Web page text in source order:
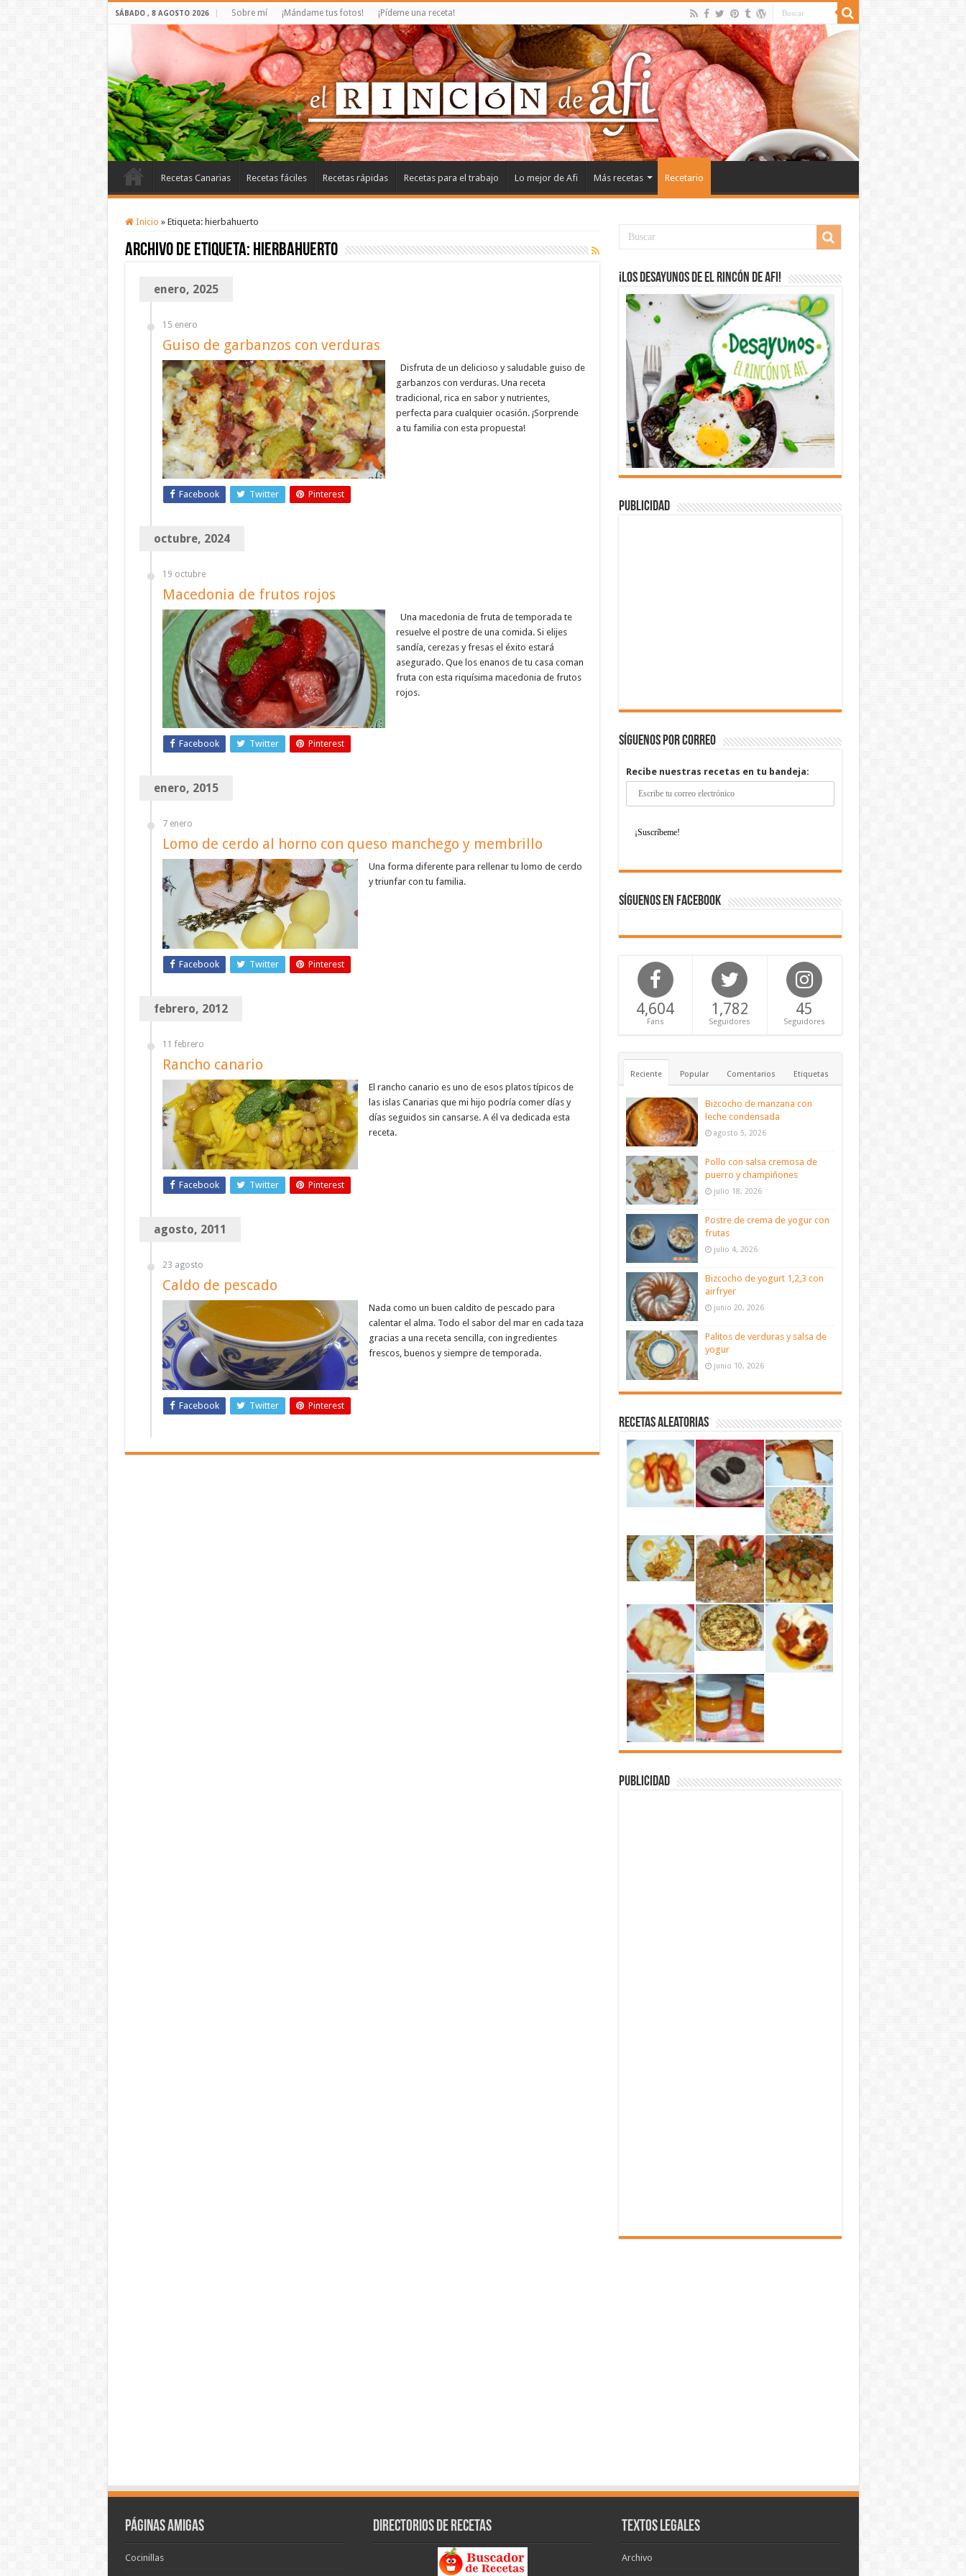
SÁBADO , 8 AGOSTO 2026 Sobre mí ¡Mándame tus fotos! ¡Pídeme una receta!
Recetas Canarias Recetas fáciles Recetas rápidas Recetas para el trabajo Lo mejor de Afi Más recetas Recetario
Inicio » Etiqueta: hierbahuerto
Archivo de etiqueta: hierbahuerto
enero, 2025
15 enero
Guiso de garbanzos con verduras
Disfruta de un delicioso y saludable guiso de
garbanzos con verduras. Una receta
tradicional, rica en sabor y nutrientes,
perfecta para cualquier ocasión. ¡Sorprende
a tu familia con esta propuesta!
Facebook Twitter Pinterest
octubre, 2024
19 octubre
Macedonia de frutos rojos
Una macedonia de fruta de temporada te
resuelve el postre de una comida. Si elijes
sandía, cerezas y fresas el éxito estará
asegurado. Que los enanos de tu casa coman
fruta con esta riquísima macedonia de frutos
rojos.
Facebook Twitter Pinterest
enero, 2015
7 enero
Lomo de cerdo al horno con queso manchego y membrillo
Una forma diferente para rellenar tu lomo de cerdo
y triunfar con tu familia.
Facebook Twitter Pinterest
febrero, 2012
11 febrero
Rancho canario
El rancho canario es uno de esos platos típicos de
las islas Canarias que mi hijo podría comer días y
días seguidos sin cansarse. A él va dedicada esta
receta.
Facebook Twitter Pinterest
agosto, 2011
23 agosto
Caldo de pescado
Nada como un buen caldito de pescado para
calentar el alma. Todo el sabor del mar en cada taza
gracias a una receta sencilla, con ingredientes
frescos, buenos y siempre de temporada.
Facebook Twitter Pinterest
¡Los desayunos de El Rincón de Afi!
Publicidad
Síguenos por correo
Recibe nuestras recetas en tu bandeja:
Síguenos en Facebook
4,604
Fans
1,782
Seguidores
45
Seguidores
Reciente Popular Comentarios Etiquetas
Bizcocho de manzana con
leche condensada
agosto 5, 2026
Pollo con salsa cremosa de
puerro y champiñones
julio 18, 2026
Postre de crema de yogur con
frutas
julio 4, 2026
Bizcocho de yogurt 1,2,3 con
airfryer
junio 20, 2026
Palitos de verduras y salsa de
yogur
junio 10, 2026
Recetas aleatorias
Publicidad
Páginas amigas
Cocinillas
Directorios de recetas Textos legales
Archivo